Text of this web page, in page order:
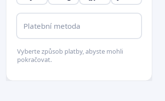
Platební metoda
Vyberte způsob platby, abyste mohli
pokračovat.